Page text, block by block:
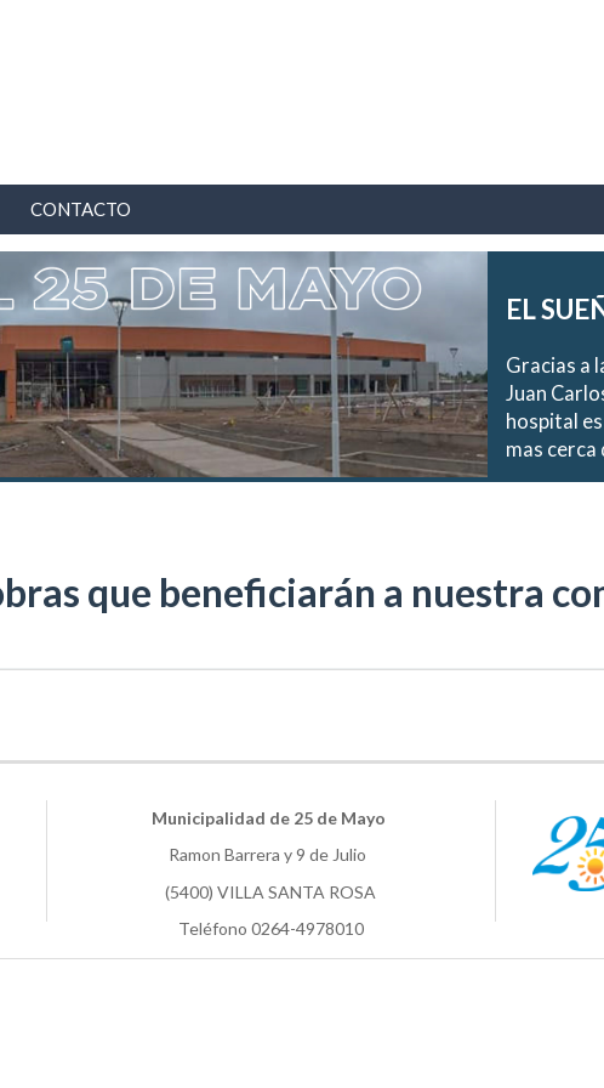
CONTACTO
EL
Gracias a
Juan
hospital
mas
que beneficiarán a nuestra
Municipalidad de 25 de Mayo
Ramon Barrera y 9 de Julio
(5400) VILLA SANTA ROSA
Teléfono 0264-4978010